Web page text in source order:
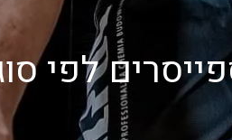
לפי